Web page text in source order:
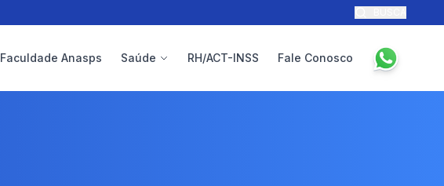
Faculdade Anasps Saúde RH/ACT-INSS Fale Conosco